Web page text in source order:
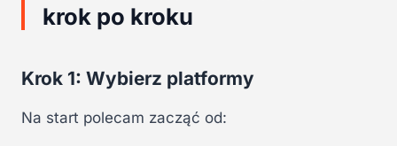
krok po kroku
Krok 1: Wybierz platformy
Na start polecam zacząć od: